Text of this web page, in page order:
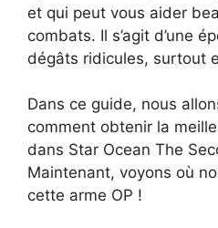
et qui peut vous aider
combats. Il s’agit d’une
dégâts ridicules, surtout
Dans ce guide, nous
comment obtenir la
dans Star Ocean The
Maintenant, voyons où
cette arme OP !